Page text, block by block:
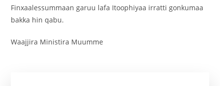
Finxaalessummaan garuu lafa Itoophiyaa irratti gonkumaa
bakka hin qabu.
Waajjira Ministira Muumme